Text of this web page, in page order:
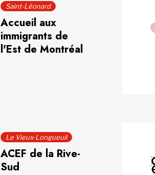
Saint-Léonard
Accueil aux
immigrants de
l'Est de Montréal
Le Vieux-Longueuil
ACEF de la Rive-
Sud